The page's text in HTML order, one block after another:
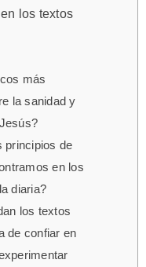
los textos
más
la sanidad y
principios de
en los
diaria?
los textos
de confiar en